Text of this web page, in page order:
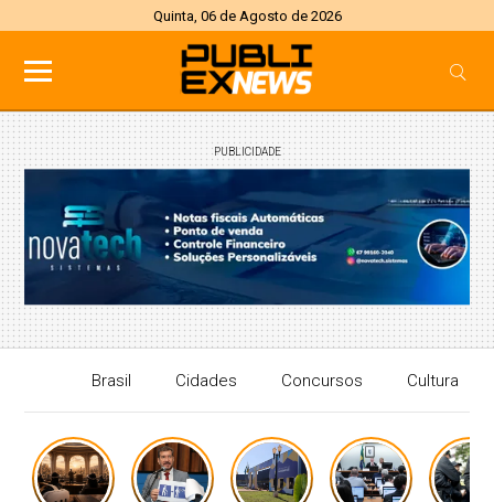
Quinta, 06 de Agosto de 2026
PUBLICIDADE
Brasil Cidades Concursos Cultura